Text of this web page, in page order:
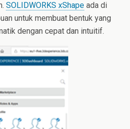
SOLIDWORKS xShape ada di
untuk membuat bentuk yang
dengan cepat dan intuitif.